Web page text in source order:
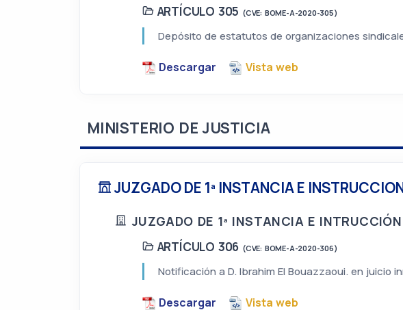
ARTÍCULO 305 (CVE: BOME-A-2020-305)
Depósito de estatutos de organizaciones
Descargar Vista web
MINISTERIO DE JUSTICIA
JUZGADO DE 1ª INSTANCIA E INSTRUCCION
JUZGADO DE 1ª INSTANCIA E INTRUCCIÓN
ARTÍCULO 306 (CVE: BOME-A-2020-306)
Notificación a D. Ibrahim El Bouazzaoui. en juicio
Descargar Vista web